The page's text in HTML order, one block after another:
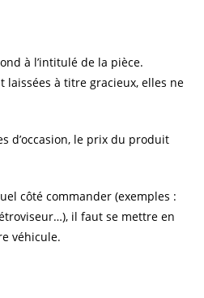
à l’intitulé de la pièce.
laissées à titre gracieux, elles ne
d’occasion, le prix du produit
côté commander (exemples :
il faut se mettre en
véhicule.